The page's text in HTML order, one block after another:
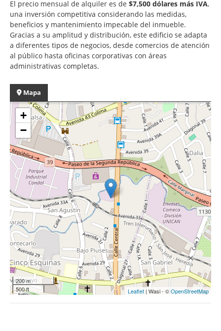
El precio mensual de alquiler es de $7,500 dólares más IVA,
una inversión competitiva considerando las medidas,
beneficios y mantenimiento impecable del inmueble.
Gracias a su amplitud y distribución, este edificio se adapta
a diferentes tipos de negocios, desde comercios de atención
al público hasta oficinas corporativas con áreas
administrativas completas.
Mapa
+
−
200 m
500 ft
Leaflet | Wasi - ©OpenStreetMap